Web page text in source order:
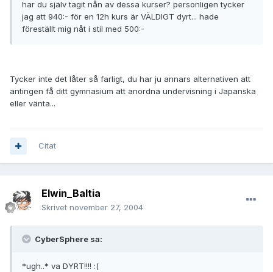
har du själv tagit nån av dessa kurser? personligen tycker
jag att 940:- för en 12h kurs är VÄLDIGT dyrt... hade
föreställt mig nåt i stil med 500:-
Tycker inte det låter så farligt, du har ju annars alternativen att
antingen få ditt gymnasium att anordna undervisning i Japanska
eller vänta...
Citat
Elwin_Baltia
Skrivet november 27, 2004
CyberSphere sa:
*ugh..* va DYRT!!!! :(